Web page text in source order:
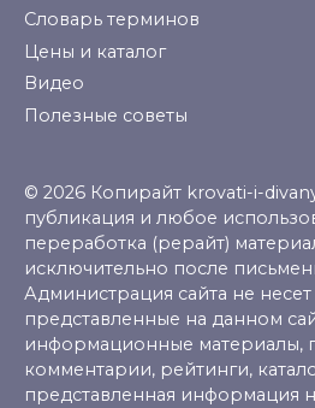
Словарь терминов
Цены и каталог
Видео
Полезные советы
© 2026 Копирайт krovati-i-
публикация и любое
переработка (рерайт)
исключительно после
Администрация сайта не несет
представленные на данном
информационные материалы,
комментарии, рейтинги,
представленная информация